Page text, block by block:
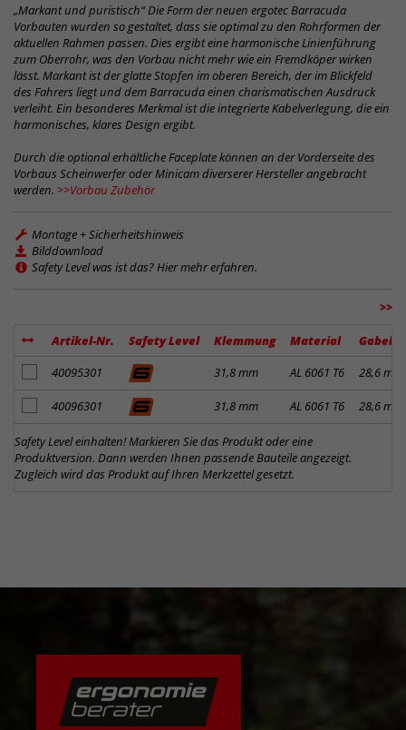
„Markant und puristisch“ Die Form der neuen ergotec Barracuda
Vorbauten wurden so gestaltet, dass sie optimal zu den Rohrformen der
aktuellen Rahmen passen. Dies ergibt eine harmonische Linienführung
zum Oberrohr, was den Vorbau nicht mehr wie ein Fremdköper wirken
lässt. Markant ist der glatte Stopfen im oberen Bereich, der im Blickfeld
des Fahrers liegt und dem Barracuda einen charismatischen Ausdruck
verleiht. Ein besonderes Merkmal ist die integrierte Kabelverlegung, die ein
harmonisches, klares Design ergibt.
Durch die optional erhältliche Faceplate können an der Vorderseite des
Vorbaus Scheinwerfer oder Minicam diverserer Hersteller angebracht
werden. >>Vorbau Zubehör
Montage + Sicherheitshinweis
Bilddownload
Safety Level was ist das? Hier mehr erfahren.
>>
Artikel-Nr. Safety Level Klemmung Material
Artikel zum Merkzettel hinzufügen
40095301 31,8 mm AL 6061 T6 28,6 mm
Artikel zum Merkzettel hinzufügen
40096301 31,8 mm AL 6061 T6 28,6 mm
Safety Level einhalten! Markieren Sie das Produkt oder eine
Produktversion. Dann werden Ihnen passende Bauteile angezeigt.
Zugleich wird das Produkt auf Ihren Merkzettel gesetzt.